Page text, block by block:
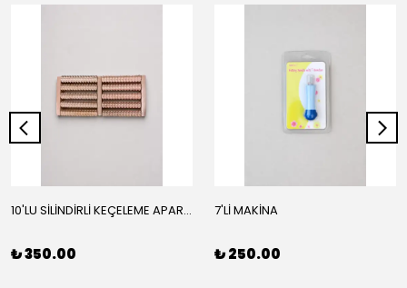
10'LU SİLİNDİRLİ KEÇELEME APARATI
₺ 350.00
7'Lİ MAKİNA
₺ 250.00